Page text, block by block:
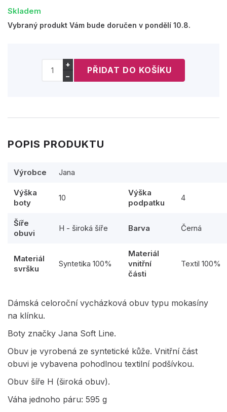
Skladem
Vybraný produkt Vám bude doručen v pondělí 10.8.
+
−
POPIS PRODUKTU
Výrobce Jana
Výška
boty
10
Výška
podpatku
4
Šíře
obuvi
H - široká šíře Barva Černá
Materiál
svršku
Syntetika 100%
Materiál
vnitřní
části
Textil 100%
Dámská celoroční vycházková obuv typu mokasíny
na klínku.
Boty značky Jana Soft Line.
Obuv je vyrobená ze syntetické kůže. Vnitřní část
obuvi je vybavena pohodlnou textilní podšívkou.
Obuv šíře H (široká obuv).
Váha jednoho páru: 595 g